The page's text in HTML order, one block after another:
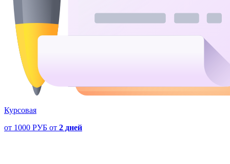
Курсовая
от 1000 РУБ от 2 дней